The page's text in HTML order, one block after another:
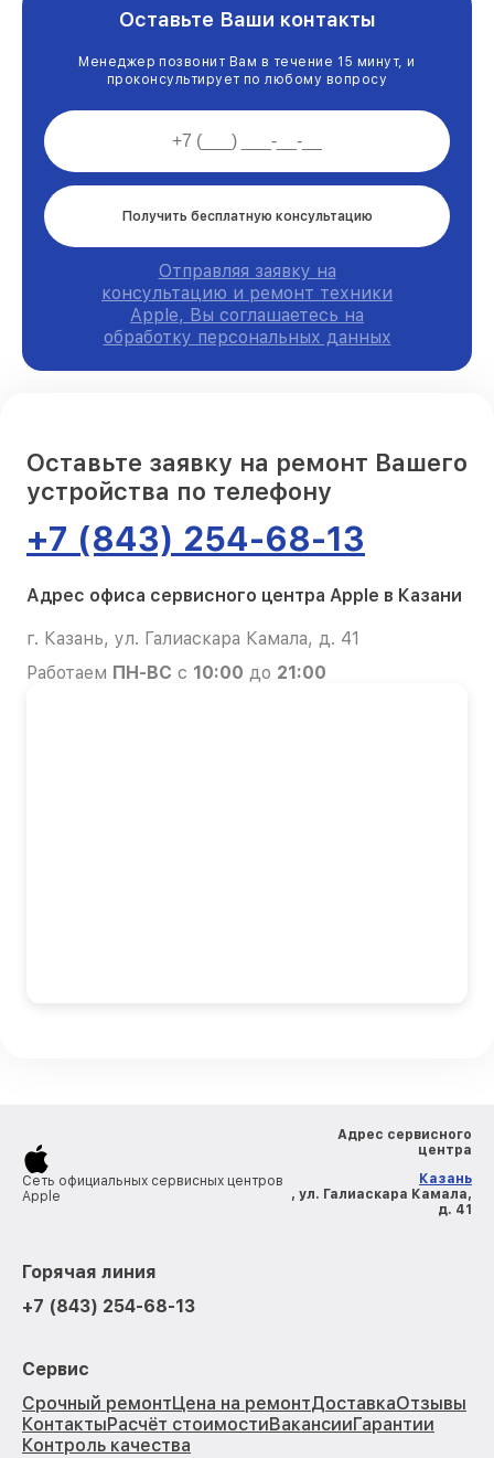
Оставьте Ваши контакты
Менеджер позвонит Вам в течение 15 минут, и
проконсультирует по любому вопросу
Получить бесплатную консультацию
Отправляя заявку на
консультацию и ремонт техники
Apple, Вы соглашаетесь на
обработку персональных данных
Оставьте заявку на ремонт Вашего
устройства по телефону
+7 (843) 254-68-13
Адрес офиса сервисного центра Apple в Казани
г. Казань, ул. Галиаскара Камала, д. 41
Работаем ПН-ВС с 10:00 до 21:00
Сеть официальных сервисных центров
Apple
Адрес сервисного
центра
Казань
, ул. Галиаскара Камала,
д. 41
Горячая линия
+7 (843) 254-68-13
Сервис
Срочный ремонтЦена на ремонтДоставкаОтзывы
КонтактыРасчёт стоимостиВакансииГарантии
Контроль качества